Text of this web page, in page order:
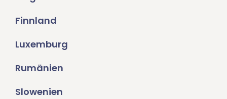
Finnland
Luxemburg
Rumänien
Slowenien